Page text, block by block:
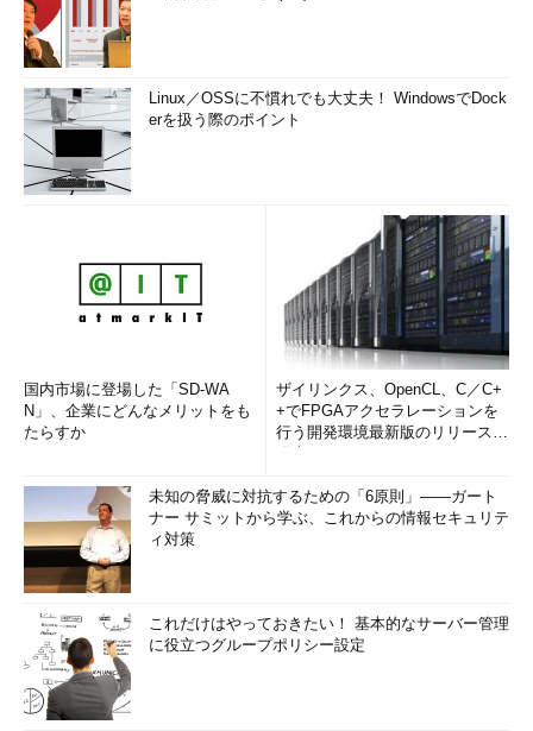
Linux／OSSに不慣れでも大丈夫！ WindowsでDock
erを扱う際のポイント
国内市場に登場した「SD-WA
N」、企業にどんなメリットをも
たらすか
ザイリンクス、OpenCL、C／C+
+でFPGAアクセラレーションを
行う開発環境最新版のリリースを
未知の脅威に対抗するための「6原則」――ガート
ナー サミットから学ぶ、これからの情報セキュリテ
ィ対策
これだけはやっておきたい！ 基本的なサーバー管理
に役立つグループポリシー設定